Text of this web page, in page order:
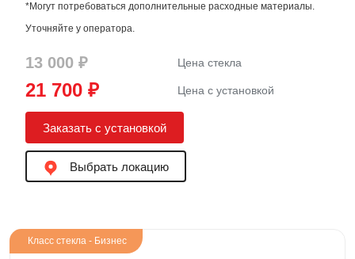
*Могут потребоваться дополнительные расходные материалы.
Уточняйте у оператора.
13 000 ₽ Цена стекла
21 700 ₽ Цена с установкой
Заказать с установкой
Выбрать локацию
Класс стекла - Бизнес